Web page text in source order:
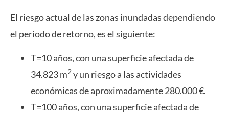
El riesgo actual de las zonas inundadas dependiendo
el período de retorno, es el siguiente:
T=10 años, con una superficie afectada de
34.823 m2y un riesgo a las actividades
económicas de aproximadamente 280.000 €.
T=100 años, con una superficie afectada de